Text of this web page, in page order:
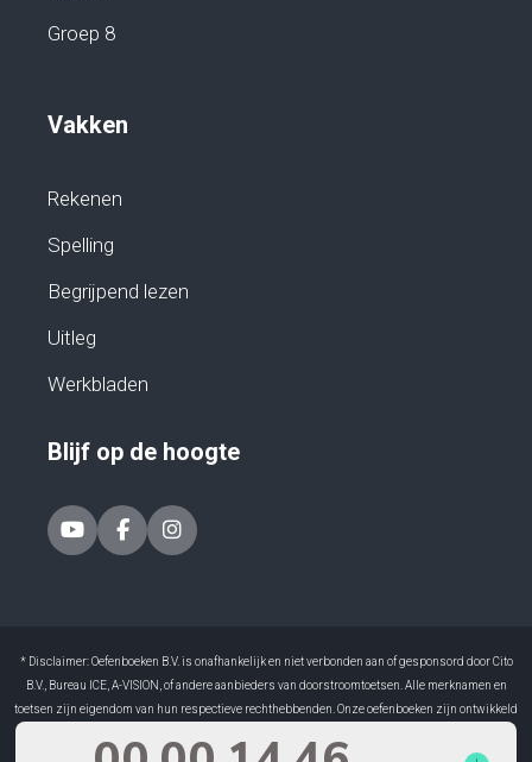
Groep 8
Vakken
Rekenen
Spelling
Begrijpend lezen
Uitleg
Werkbladen
Blijf op de hoogte
* Disclaimer: Oefenboeken B.V. is onafhankelijk en niet verbonden aan of gesponsord door Cito
B.V., Bureau ICE, A-VISION, of andere aanbieders van doorstroomtoetsen. Alle merknamen en
toetsen zijn eigendom van hun respectieve rechthebbenden. Onze oefenboeken zijn ontwikkeld